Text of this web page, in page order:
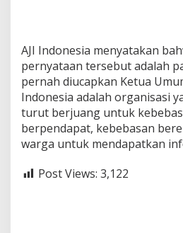
AJI Indonesia menyatakan
pernyataan tersebut adalah
pernah diucapkan Ketua
Indonesia adalah organisasi
turut berjuang untuk
berpendapat, kebebasan
warga untuk mendapatkan
Post Views: 3,122